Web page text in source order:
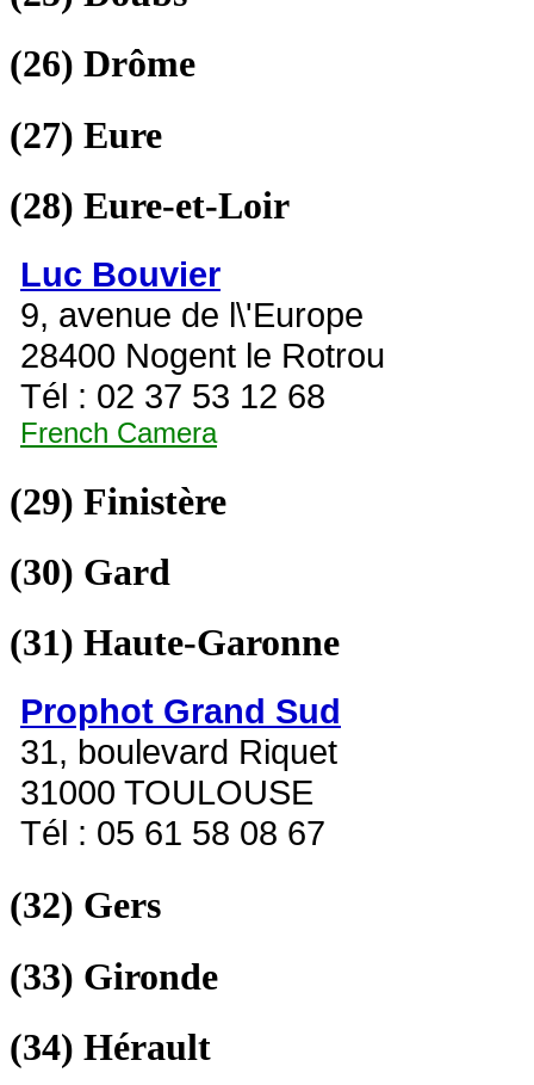
(26) Drôme
(27) Eure
(28) Eure-et-Loir
Luc Bouvier
9, avenue de l\'Europe
28400 Nogent le Rotrou
Tél : 02 37 53 12 68
French Camera
(29) Finistère
(30) Gard
(31) Haute-Garonne
Prophot Grand Sud
31, boulevard Riquet
31000 TOULOUSE
Tél : 05 61 58 08 67
(32) Gers
(33) Gironde
(34) Hérault